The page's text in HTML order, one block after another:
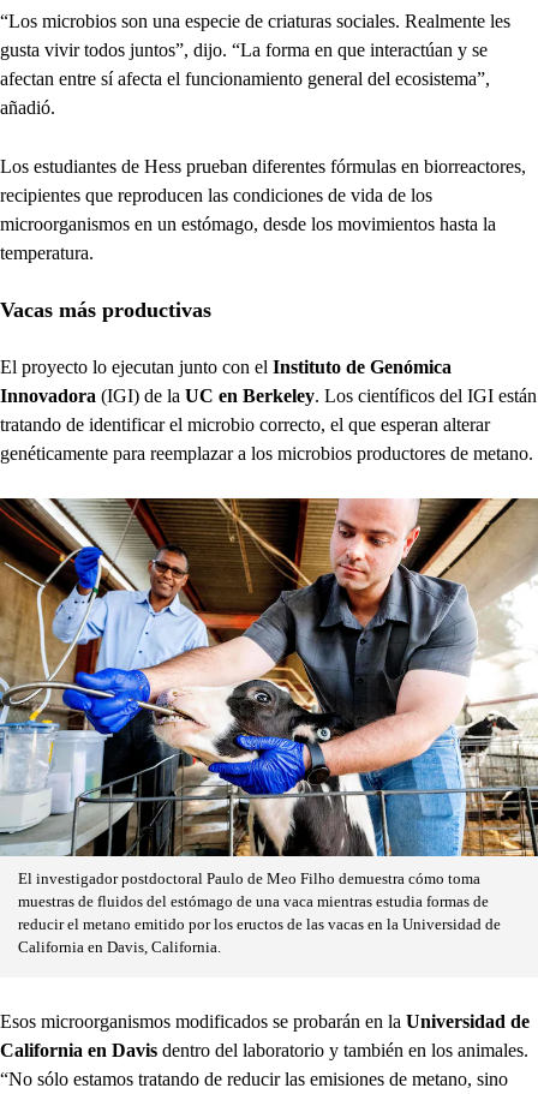
“Los microbios son una especie de criaturas sociales. Realmente les
gusta vivir todos juntos”, dijo. “La forma en que interactúan y se
afectan entre sí afecta el funcionamiento general del ecosistema”,
añadió.
Los estudiantes de Hess prueban diferentes fórmulas en biorreactores,
recipientes que reproducen las condiciones de vida de los
microorganismos en un estómago, desde los movimientos hasta la
temperatura.
Vacas más productivas
El proyecto lo ejecutan junto con el Instituto de Genómica
Innovadora (IGI) de la UC en Berkeley. Los científicos del IGI están
tratando de identificar el microbio correcto, el que esperan alterar
genéticamente para reemplazar a los microbios productores de metano.
El investigador postdoctoral Paulo de Meo Filho demuestra cómo toma
muestras de fluidos del estómago de una vaca mientras estudia formas de
reducir el metano emitido por los eructos de las vacas en la Universidad de
California en Davis, California.
Esos microorganismos modificados se probarán en la Universidad de
California en Davis dentro del laboratorio y también en los animales.
“No sólo estamos tratando de reducir las emisiones de metano, sino